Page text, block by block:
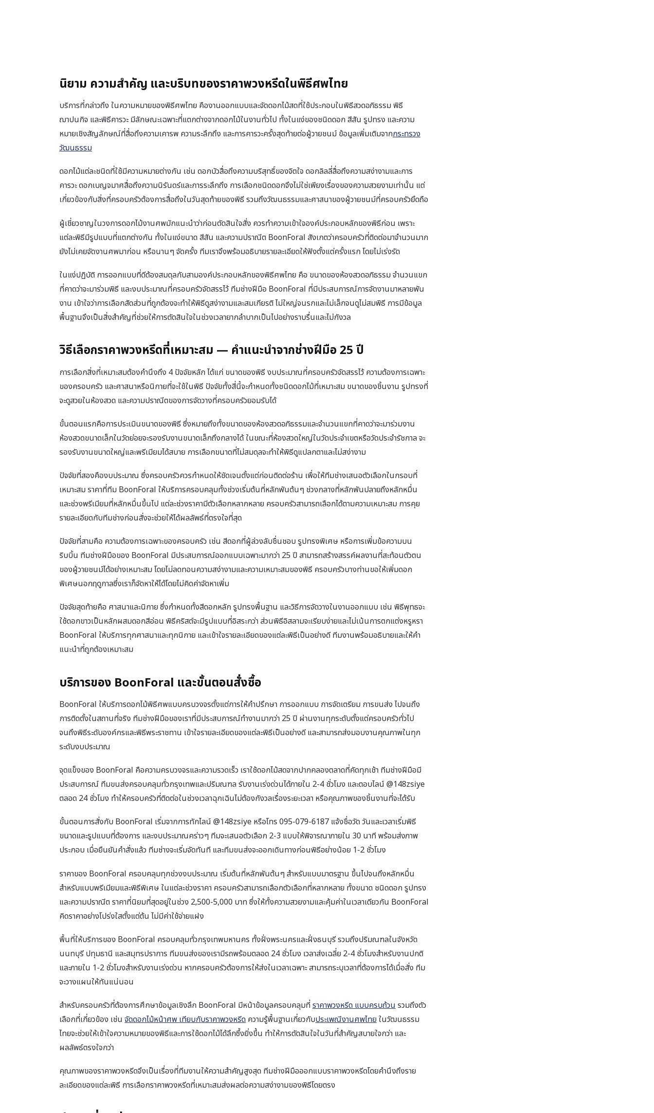
นิยาม ความสำคัญ และบริบทของราคาพวงหรีดในพิธีศพไทย
บริการที่กล่าวถึง ในความหมายของพิธีศพไทย คืองานออกแบบและจัดดอกไม้สดที่ใช้ประกอบในพิธีสวดอภิธรรม พิธี
ฌาปนกิจ และพิธีคารวะ มีลักษณะเฉพาะที่แตกต่างจากดอกไม้ในงานทั่วไป ทั้งในแง่ของชนิดดอก สีสัน รูปทรง และความ
หมายเชิงสัญลักษณ์ที่สื่อถึงความเคารพ ความระลึกถึง และการคารวะครั้งสุดท้ายต่อผู้วายชนม์ ข้อมูลเพิ่มเติมจากกระทรวง
วัฒนธรรม
ดอกไม้แต่ละชนิดที่ใช้มีความหมายต่างกัน เช่น ดอกบัวสื่อถึงความบริสุทธิ์ของจิตใจ ดอกลิลลี่สื่อถึงความสง่างามและการ
คารวะ ดอกเบญจมาศสื่อถึงความนิรันดร์และการระลึกถึง การเลือกชนิดดอกจึงไม่ใช่เพียงเรื่องของความสวยงามเท่านั้น แต่
เกี่ยวข้องกับสิ่งที่ครอบครัวต้องการสื่อถึงในวันสุดท้ายของพิธี รวมถึงวัฒนธรรมและศาสนาของผู้วายชนม์ที่ครอบครัวยึดถือ
ผู้เชี่ยวชาญในวงการดอกไม้งานศพมักแนะนำว่าก่อนตัดสินใจสั่ง ควรทำความเข้าใจองค์ประกอบหลักของพิธีก่อน เพราะ
แต่ละพิธีมีรูปแบบที่แตกต่างกัน ทั้งในแง่ขนาด สีสัน และความปราณีต BoonForal สังเกตว่าครอบครัวที่ติดต่อมาจำนวนมาก
ยังไม่เคยจัดงานศพมาก่อน หรือนานๆ จัดครั้ง ทีมเราจึงพร้อมอธิบายรายละเอียดให้ฟังตั้งแต่ครั้งแรก โดยไม่เร่งรัด
ในแง่ปฏิบัติ การออกแบบที่ดีต้องสมดุลกับสามองค์ประกอบหลักของพิธีศพไทย คือ ขนาดของห้องสวดอภิธรรม จำนวนแขก
ที่คาดว่าจะมาร่วมพิธี และงบประมาณที่ครอบครัวจัดสรรไว้ ทีมช่างฝีมือ BoonForal ที่มีประสบการณ์การจัดงานมาหลายพัน
งาน เข้าใจว่าการเลือกสัดส่วนที่ถูกต้องจะทำให้พิธีดูสง่างามและสมเกียรติ ไม่ใหญ่จนรกและไม่เล็กจนดูไม่สมพิธี การมีข้อมูล
พื้นฐานจึงเป็นสิ่งสำคัญที่ช่วยให้การตัดสินใจในช่วงเวลายากลำบากเป็นไปอย่างราบรื่นและไม่กังวล
วิธีเลือกราคาพวงหรีดที่เหมาะสม — คำแนะนำจากช่างฝีมือ 25 ปี
การเลือกสิ่งที่เหมาะสมต้องคำนึงถึง 4 ปัจจัยหลัก ได้แก่ ขนาดของพิธี งบประมาณที่ครอบครัวจัดสรรไว้ ความต้องการเฉพาะ
ของครอบครัว และศาสนาหรือนิกายที่จะใช้ในพิธี ปัจจัยทั้งสี่นี้จะกำหนดทั้งชนิดดอกไม้ที่เหมาะสม ขนาดของชิ้นงาน รูปทรงที่
จะดูสวยในห้องสวด และความปราณีตของการจัดวางที่ครอบครัวยอมรับได้
ขั้นตอนแรกคือการประเมินขนาดของพิธี ซึ่งหมายถึงทั้งขนาดของห้องสวดอภิธรรมและจำนวนแขกที่คาดว่าจะมาร่วมงาน
ห้องสวดขนาดเล็กในวัดย่อยจะรองรับงานขนาดเล็กถึงกลางได้ ในขณะที่ห้องสวดใหญ่ในวัดประจำเขตหรือวัดประจำรัชกาล จะ
รองรับงานขนาดใหญ่และพรีเมียมได้สบาย การเลือกขนาดที่ไม่สมดุลจะทำให้พิธีดูแปลกตาและไม่สง่างาม
ปัจจัยที่สองคืองบประมาณ ซึ่งครอบครัวควรกำหนดให้ชัดเจนตั้งแต่ก่อนติดต่อร้าน เพื่อให้ทีมช่างเสนอตัวเลือกในกรอบที่
เหมาะสม ราคาที่ทีม BoonForal ให้บริการครอบคลุมทั้งช่วงเริ่มต้นที่หลักพันต้นๆ ช่วงกลางที่หลักพันปลายถึงหลักหมื่น
และช่วงพรีเมียมที่หลักหมื่นขึ้นไป แต่ละช่วงราคามีตัวเลือกหลากหลาย ครอบครัวสามารถเลือกได้ตามความเหมาะสม การคุย
รายละเอียดกับทีมช่างก่อนสั่งจะช่วยให้ได้ผลลัพธ์ที่ตรงใจที่สุด
ปัจจัยที่สามคือ ความต้องการเฉพาะของครอบครัว เช่น สีดอกที่ผู้ล่วงลับชื่นชอบ รูปทรงพิเศษ หรือการเพิ่มข้อความบน
ริบบิ้น ทีมช่างฝีมือของ BoonForal มีประสบการณ์ออกแบบเฉพาะมากว่า 25 ปี สามารถสร้างสรรค์ผลงานที่สะท้อนตัวตน
ของผู้วายชนม์ได้อย่างเหมาะสม โดยไม่ลดทอนความสง่างามและความเหมาะสมของพิธี ครอบครัวบางท่านขอให้เพิ่มดอก
พิเศษนอกฤดูกาลซึ่งเราก็จัดหาให้ได้โดยไม่คิดค่าจัดหาเพิ่ม
ปัจจัยสุดท้ายคือ ศาสนาและนิกาย ซึ่งกำหนดทั้งสีดอกหลัก รูปทรงพื้นฐาน และวิธีการจัดวางในงานออกแบบ เช่น พิธีพุทธจะ
ใช้ดอกขาวเป็นหลักผสมดอกสีอ่อน พิธีคริสต์จะมีรูปแบบที่อิสระกว่า ส่วนพิธีอิสลามจะเรียบง่ายและไม่เน้นการตกแต่งหรูหรา
BoonForal ให้บริการทุกศาสนาและทุกนิกาย และเข้าใจรายละเอียดของแต่ละพิธีเป็นอย่างดี ทีมงานพร้อมอธิบายและให้คำ
แนะนำที่ถูกต้องเหมาะสม
บริการของ BoonForal และขั้นตอนสั่งซื้อ
BoonForal ให้บริการดอกไม้พิธีศพแบบครบวงจรตั้งแต่การให้คำปรึกษา การออกแบบ การจัดเตรียม การขนส่ง ไปจนถึง
การติดตั้งในสถานที่จริง ทีมช่างฝีมือของเราที่มีประสบการณ์ทำงานมากว่า 25 ปี ผ่านงานทุกระดับตั้งแต่ครอบครัวทั่วไป
จนถึงพิธีระดับองค์กรและพิธีพระราชทาน เข้าใจรายละเอียดของแต่ละพิธีเป็นอย่างดี และสามารถส่งมอบงานคุณภาพในทุก
ระดับงบประมาณ
จุดแข็งของ BoonForal คือความครบวงจรและความรวดเร็ว เราใช้ดอกไม้สดจากปากคลองตลาดที่คัดทุกเช้า ทีมช่างฝีมือมี
ประสบการณ์ ทีมขนส่งครอบคลุมทั่วกรุงเทพและปริมณฑล รับงานเร่งด่วนได้ภายใน 2-4 ชั่วโมง และตอบไลน์ @148zsiye
ตลอด 24 ชั่วโมง ทำให้ครอบครัวที่ติดต่อในช่วงเวลาฉุกเฉินไม่ต้องกังวลเรื่องระยะเวลา หรือคุณภาพของชิ้นงานที่จะได้รับ
ขั้นตอนการสั่งกับ BoonForal เริ่มจากการทักไลน์ @148zsiye หรือโทร 095-079-6187 แจ้งชื่อวัด วันและเวลาเริ่มพิธี
ขนาดและรูปแบบที่ต้องการ และงบประมาณคร่าวๆ ทีมจะเสนอตัวเลือก 2-3 แบบให้พิจารณาภายใน 30 นาที พร้อมส่งภาพ
ประกอบ เมื่อยืนยันคำสั่งแล้ว ทีมช่างจะเริ่มจัดทันที และทีมขนส่งจะออกเดินทางก่อนพิธีอย่างน้อย 1-2 ชั่วโมง
ราคาของ BoonForal ครอบคลุมทุกช่วงงบประมาณ เริ่มต้นที่หลักพันต้นๆ สำหรับแบบมาตรฐาน ขึ้นไปจนถึงหลักหมื่น
สำหรับแบบพรีเมียมและพิธีพิเศษ ในแต่ละช่วงราคา ครอบครัวสามารถเลือกตัวเลือกที่หลากหลาย ทั้งขนาด ชนิดดอก รูปทรง
และความปราณีต ราคาที่นิยมที่สุดอยู่ในช่วง 2,500-5,000 บาท ซึ่งให้ทั้งความสวยงามและคุ้มค่าในเวลาเดียวกัน BoonForal
คิดราคาอย่างโปร่งใสตั้งแต่ต้น ไม่มีค่าใช้จ่ายแฝง
พื้นที่ให้บริการของ BoonForal ครอบคลุมทั่วกรุงเทพมหานคร ทั้งฝั่งพระนครและฝั่งธนบุรี รวมถึงปริมณฑลในจังหวัด
นนทบุรี ปทุมธานี และสมุทรปราการ ทีมขนส่งของเรามีรถพร้อมตลอด 24 ชั่วโมง เวลาส่งเฉลี่ย 2-4 ชั่วโมงสำหรับงานปกติ
และภายใน 1-2 ชั่วโมงสำหรับงานเร่งด่วน หากครอบครัวต้องการให้ส่งในเวลาเฉพาะ สามารถระบุเวลาที่ต้องการได้เมื่อสั่ง ทีม
จะวางแผนให้ทันแน่นอน
สำหรับครอบครัวที่ต้องการศึกษาข้อมูลเชิงลึก BoonForal มีหน้าข้อมูลครอบคลุมที่ราคาพวงหรีด แบบครบถ้วนรวมถึงตัว
เลือกที่เกี่ยวข้อง เช่น จัดดอกไม้หน้าศพ เทียบกับราคาพวงหรีด ความรู้พื้นฐานเกี่ยวกับประเพณีงานศพไทยในวัฒนธรรม
ไทยจะช่วยให้เข้าใจความหมายของพิธีและการใช้ดอกไม้ได้ลึกซึ้งยิ่งขึ้น ทำให้การตัดสินใจในวันที่สำคัญสบายใจกว่า และ
ผลลัพธ์ตรงใจกว่า
คุณภาพของราคาพวงหรีดจึงเป็นเรื่องที่ทีมงานให้ความสำคัญสูงสุด ทีมช่างฝีมือออกแบบราคาพวงหรีดโดยคำนึงถึงราย
ละเอียดของแต่ละพิธี การเลือกราคาพวงหรีดที่เหมาะสมส่งผลต่อความสง่างามของพิธีโดยตรง